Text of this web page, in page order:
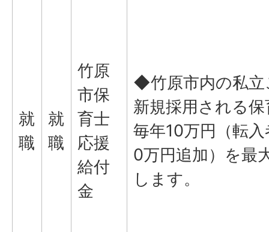
就
職
就
職
竹原
市保
育士
応援
給付
金
◆竹原市内の私立
新規採用される
毎年10万円（転
0万円追加）を最
します。